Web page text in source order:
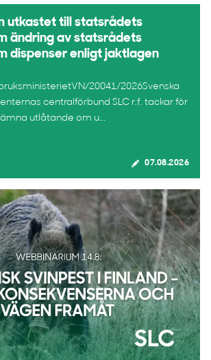
utkastet till statsrådets
ändring av statsrådets
dispenser enligt jaktlagen
20041/2026Svenska
centralförbund SLC r.f. tackar för
utlåtande om u...
07.08.2026